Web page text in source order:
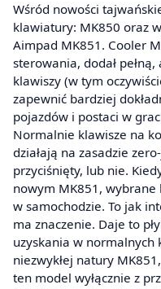
Wśród nowości
klawiatury: MK850 oraz
Aimpad MK851. Cooler
sterowania, dodał
klawiszy (w tym
zapewnić bardziej
pojazdów i postaci w
Normalnie klawisze na
działają na zasadzie
przyciśnięty, lub nie.
nowym MK851, wybrane
w samochodzie. To jak
ma znaczenie. Daje to
uzyskania w normalnych
niezwykłej natury
ten model wyłącznie z